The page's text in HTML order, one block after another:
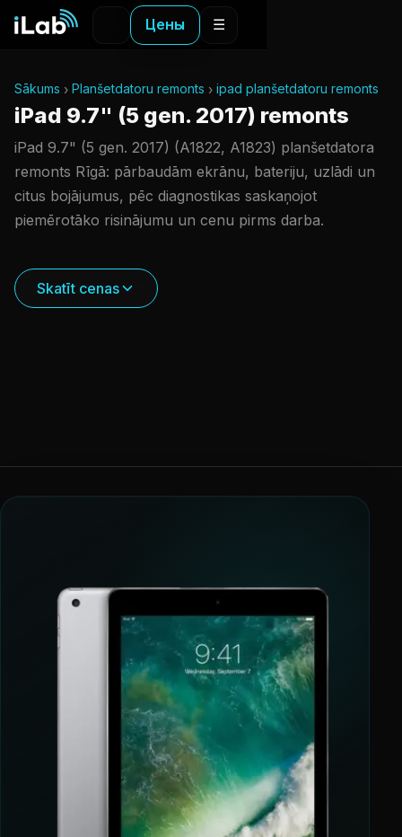
Цены ☰
Sākums Planšetdatoru remonts ipad planšetdatoru remonts
iPad 9.7" (5 gen. 2017) remonts
iPad 9.7" (5 gen. 2017) (A1822, A1823) planšetdatora
remonts Rīgā: pārbaudām ekrānu, bateriju, uzlādi un
citus bojājumus, pēc diagnostikas saskaņojot
piemērotāko risinājumu un cenu pirms darba.
Skatīt cenas